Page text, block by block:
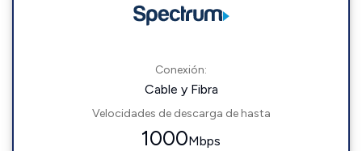
Conexión:
Cable y Fibra
Velocidades de descarga de hasta
1000Mbps